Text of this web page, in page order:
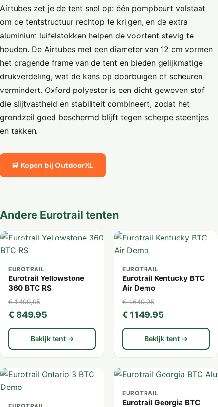
Airtubes zet je de tent snel op: één pompbeurt volstaat
om de tentstructuur rechtop te krijgen, en de extra
aluminium luifelstokken helpen de voortent stevig te
houden. De Airtubes met een diameter van 12 cm vormen
het dragende frame van de tent en bieden gelijkmatige
drukverdeling, wat de kans op doorbuigen of scheuren
vermindert. Oxford polyester is een dicht geweven stof
die slijtvastheid en stabiliteit combineert, zodat het
grondzeil goed beschermd blijft tegen scherpe steentjes
en takken.
🛒 Kopen bij OutdoorXL
Andere Eurotrail tenten
EUROTRAIL
Eurotrail Yellowstone
360 BTC RS
€ 1.499,95
€ 849.95
Bekijk tent →
EUROTRAIL
Eurotrail Kentucky BTC
Air Demo
€ 1.649,95
€ 1149.95
Bekijk tent →
EUROTRAIL
Eurotrail Georgia BTC